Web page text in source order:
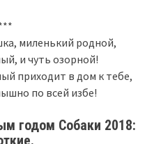
миленький родной,
и чуть озорной!
приходит в дом к тебе,
по всей избе!
годом Собаки 2018: